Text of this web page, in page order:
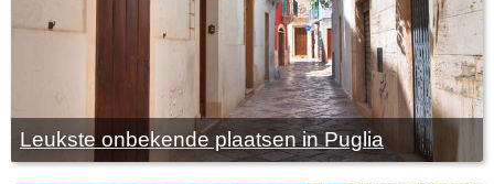
Leukste onbekende plaatsen in Puglia